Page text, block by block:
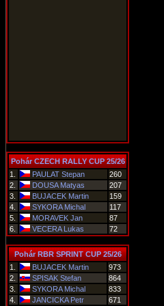
Pohár CZECH RALLY CUP 25/26
1.
PAULAT Stepan
260
2.
DOUSA Matyas
207
3.
BUJACEK Martin
159
4.
SYKORA Michal
117
5.
MORAVEK Jan
87
6.
VECERA Lukas 72
Pohár RBR SPRINT CUP 25/26
1.
BUJACEK Martin
973
2.
SPISAK Stefan
864
3.
SYKORA Michal
833
4.
JANCICKA Petr 671